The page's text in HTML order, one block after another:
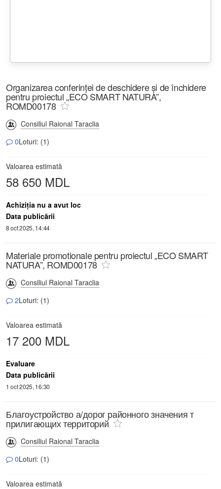
Organizarea conferinței de deschidere și de închidere
pentru proiectul „ECO SMART NATURA”,
ROMD00178
Consiliul Raional Taraclia
0Loturi: (1)
Valoarea estimată
58 650 MDL
Achiziţia nu a avut loc
Data publicării
8 oct 2025, 14:44
Materiale promotionale pentru proiectul „ECO SMART
NATURA”, ROMD00178
Consiliul Raional Taraclia
2Loturi: (1)
Valoarea estimată
17 200 MDL
Evaluare
Data publicării
1 oct 2025, 16:30
Благоустройство а/дорог районного значения т
прилигающих территорий
Consiliul Raional Taraclia
0Loturi: (1)
Valoarea estimată